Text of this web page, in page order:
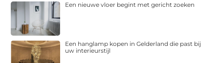
Een nieuwe vloer begint met gericht zoeken
Een hanglamp kopen in Gelderland die past bij
uw interieurstijl